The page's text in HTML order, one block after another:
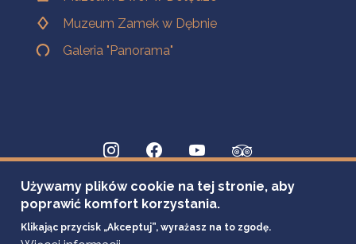
Muzeum Zamek w Dębnie
Galeria "Panorama"
Używamy plików cookie na tej stronie, aby
poprawić komfort korzystania.
Klikając przycisk „Akceptuj”, wyrażasz na to zgodę.